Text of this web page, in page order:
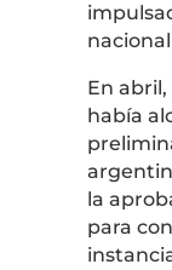
En
había
la
para